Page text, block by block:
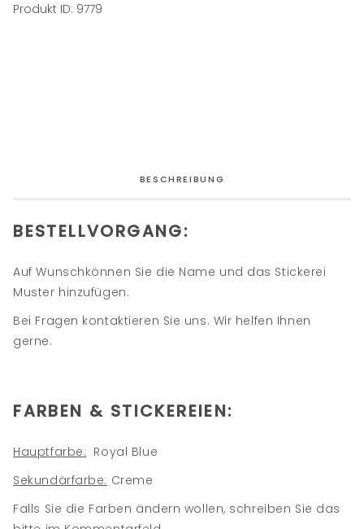
Produkt ID: 9779
BESCHREIBUNG
BESTELLVORGANG:
Auf Wunschkönnen Sie die Name und das Stickerei
Muster hinzufügen.
Bei Fragen kontaktieren Sie uns. Wir helfen Ihnen
gerne.
FARBEN & STICKEREIEN:
Hauptfarbe: Royal Blue
Sekundärfarbe: Creme
Falls Sie die Farben ändern wollen, schreiben Sie das